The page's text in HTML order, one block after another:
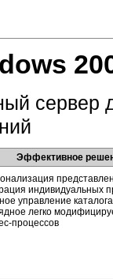
сервер
Эффективное
индивидуальных
управление
легко
процессов